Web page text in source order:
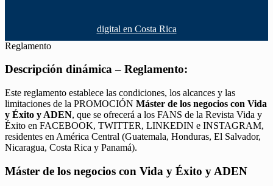
digital en Costa Rica
Reglamento
Descripción dinámica – Reglamento:
Este reglamento establece las condiciones, los alcances y las
limitaciones de la PROMOCIÓN Máster de los negocios con Vida
y Éxito y ADEN, que se ofrecerá a los FANS de la Revista Vida y
Éxito en FACEBOOK, TWITTER, LINKEDIN e INSTAGRAM,
residentes en América Central (Guatemala, Honduras, El Salvador,
Nicaragua, Costa Rica y Panamá).
Máster de los negocios con Vida y Éxito y ADEN